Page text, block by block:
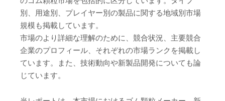
別、用途別、プレイヤー別の製品に関する地域別市場
規模も掲載しています。
市場のより詳細な理解のために、競合状況、主要競合
企業のプロフィール、それぞれの市場ランクを掲載し
ています。また、技術動向や新製品開発についても論
じています。